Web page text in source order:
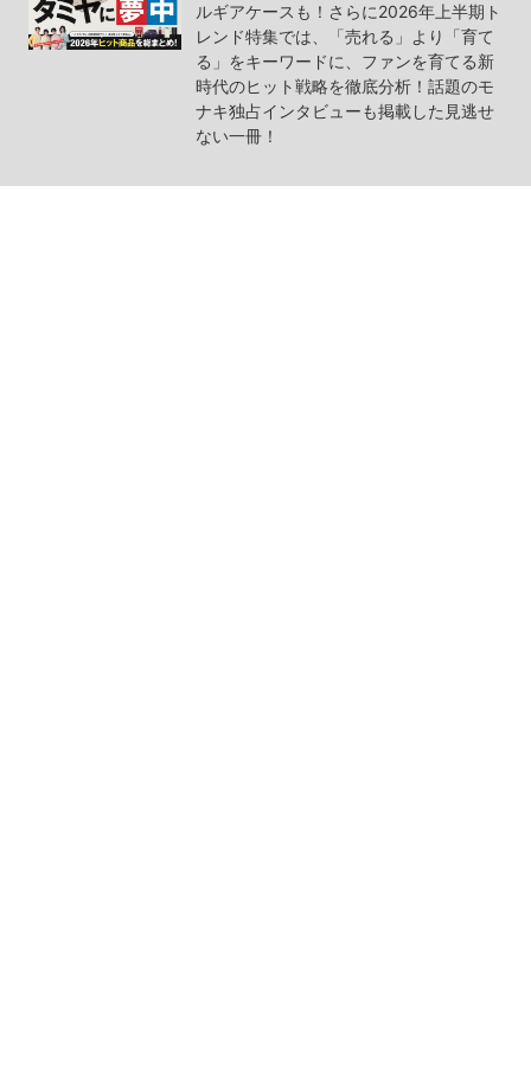
ルギアケースも！さらに2026年上半期ト
レンド特集では、「売れる」より「育て
る」をキーワードに、ファンを育てる新
時代のヒット戦略を徹底分析！話題のモ
ナキ独占インタビューも掲載した見逃せ
ない一冊！